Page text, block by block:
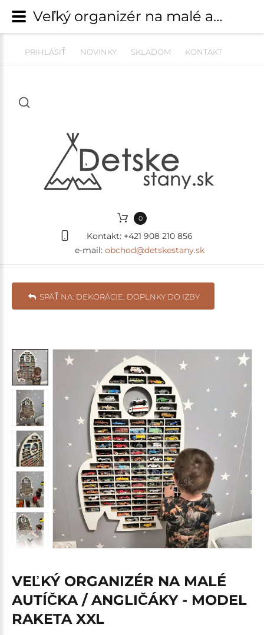
PRIHLÁSIŤ NOVINKY SKLADOM KONTAKT
0
Kontakt: +421 908 210 856
e-mail: obchod@detskestany.sk
SPÄŤ NA: DEKORÁCIE, DOPLNKY DO IZBY
VEĽKÝ ORGANIZÉR NA MALÉ
AUTÍČKA / ANGLIČÁKY - MODEL
RAKETA XXL
Veľký organizér na malé autíčka / angličáky - model RAKETA XXL | Dekorácie, doplnky do izby | detskestany.sk